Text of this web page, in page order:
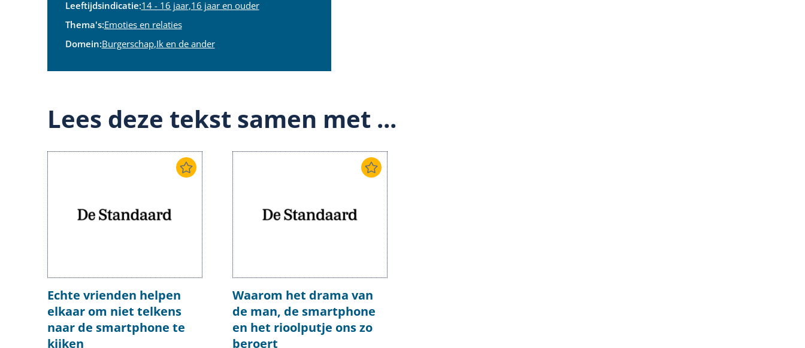
Leeftijdsindicatie:14 - 16 jaar,16 jaar en ouder
Thema's:Emoties en relaties
Domein:Burgerschap,Ik en de ander
Lees deze tekst samen met ...
Echte vrienden helpen
elkaar om niet telkens
naar de smartphone te
kijken
Waarom het drama van
de man, de smartphone
en het rioolputje ons zo
beroert